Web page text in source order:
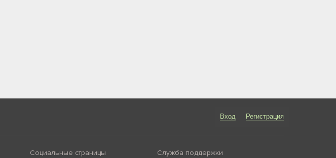
Вход Регистрация
Социальные страницы Служба поддержки